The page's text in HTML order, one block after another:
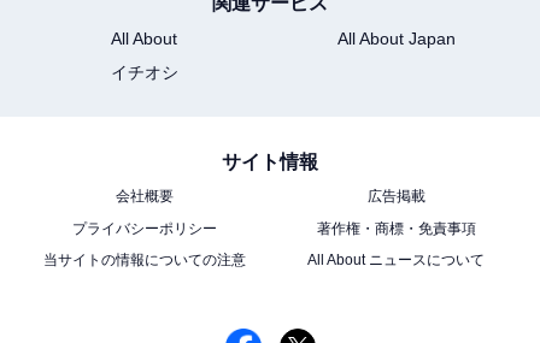
All About
All About Japan
イチオシ
サイト情報
会社概要
広告掲載
プライバシーポリシー
著作権・商標・免責事項
当サイトの情報についての注意
All About ニュースについて